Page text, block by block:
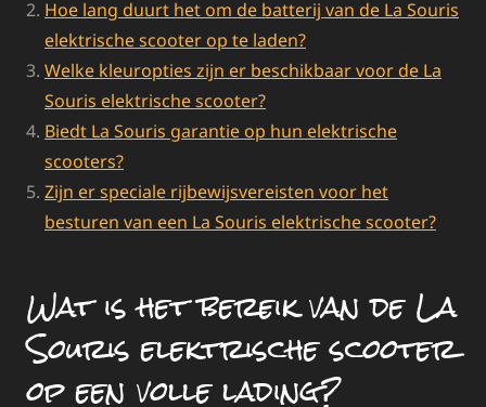
Hoe lang duurt het om de batterij van de La Souris
elektrische scooter op te laden?
Welke kleuropties zijn er beschikbaar voor de La
Souris elektrische scooter?
Biedt La Souris garantie op hun elektrische
scooters?
Zijn er speciale rijbewijsvereisten voor het
besturen van een La Souris elektrische scooter?
Wat is het bereik van de La
Souris elektrische scooter
op een volle lading?